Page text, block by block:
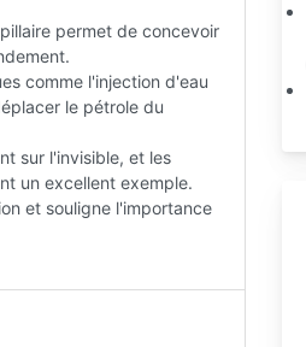
permet de concevoir
comme l'injection d'eau
le pétrole du
sur l'invisible, et les
un excellent exemple.
et souligne l'importance